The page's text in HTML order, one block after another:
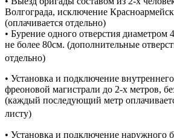
Волгограда, исключение
(оплачивается отдельно)
• Бурение одного отверстия диаметром
не более 80см. (дополнительные
отдельно)
• Установка и подключение
фреоновой магистрали до 2-х метров,
(каждый последующий метр
листу)
• Установка и подключение наружного